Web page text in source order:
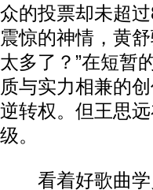
众的投票却未超
震惊的神情，黄
太多了？”在短暂
质与实力相兼的
逆转权。但王思
级。
看着好歌曲学